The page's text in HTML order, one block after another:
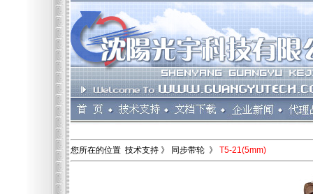
您所在的位置 技术支持 》 同步带轮 》 T5-21(5mm)